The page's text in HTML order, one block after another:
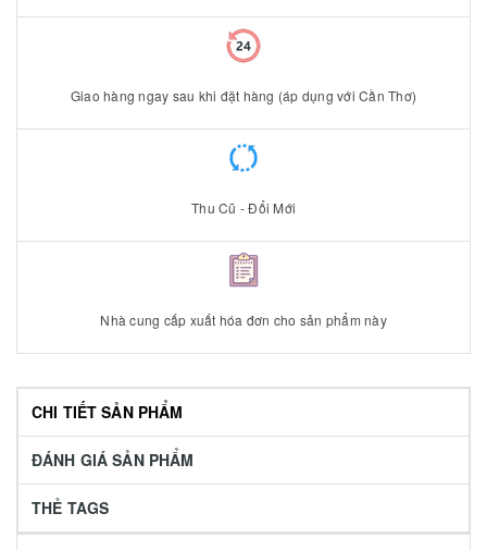
Giao hàng ngay sau khi đặt hàng (áp dụng với Cần Thơ)
Thu Cũ - Đổi Mới
Nhà cung cấp xuất hóa đơn cho sản phẩm này
CHI TIẾT SẢN PHẨM
ĐÁNH GIÁ SẢN PHẨM
THẺ TAGS